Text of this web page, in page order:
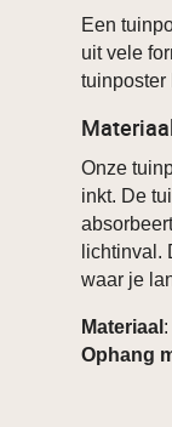
Een
uit vele
tuinposter
Onze
inkt. De
lichtinval.
waar je
Materiaal
Ophang